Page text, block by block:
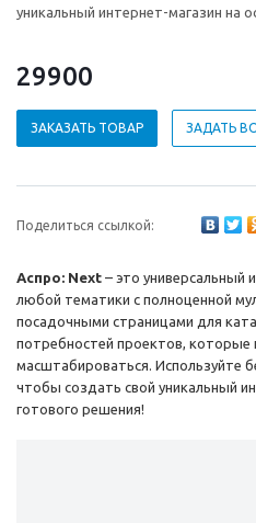
уникальный интернет-магазин на
29900
ЗАКАЗАТЬ ТОВАР ЗАДАТЬ
Поделиться ссылкой:
Аспро: Next – это универсальный
любой тематики с полноценной
посадочными страницами для
потребностей проектов, которые
масштабироваться. Используйте
чтобы создать свой уникальный
готового решения!